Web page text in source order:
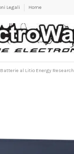
Legali Home
Batterie al Litio Energy Research